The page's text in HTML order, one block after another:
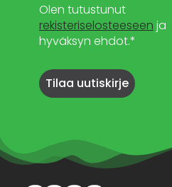
Olen tutustunut
rekisteriselosteeseen ja
hyväksyn ehdot.*